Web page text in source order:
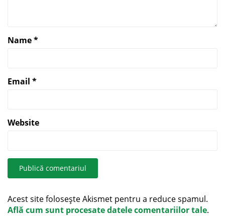
Name*
Email *
Website
Acest site folosește Akismet pentru a reduce spamul.
Află cum sunt procesate datele comentariilor tale.